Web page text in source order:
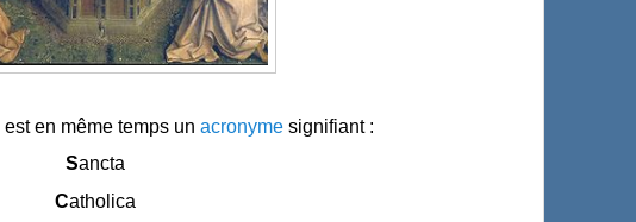
est en même temps un acronyme signifiant :
Sancta
Catholica